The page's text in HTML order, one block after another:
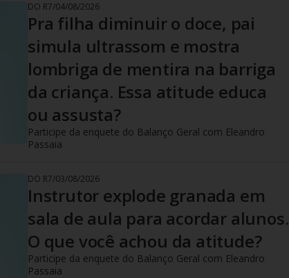
DO R7/04/08/2026
Pra filha diminuir o doce, pai
simula ultrassom e mostra
lombriga de mentira na barriga
da criança. Essa atitude educa
ou assusta?
Participe da enquete do Balanço Geral com Eleandro
Passaia
DO R7/03/08/2026
Instrutor explode granada em
sala de aula para acordar alunos.
O que você achou da atitude?
Participe da enquete do Balanço Geral com Eleandro
Passaia